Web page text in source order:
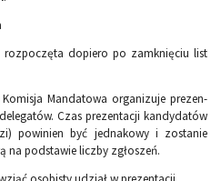
rozpoczęta dopiero po zamknięciu list
Mandatowa organizuje prezen­
Czas prezentacji kandyda­tów
powinien być jednakowy i zo­stanie
na podstawie liczby zgłoszeń.